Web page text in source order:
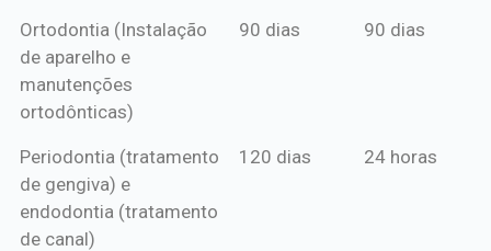
Ortodontia (Instalação
de aparelho e
manutenções
ortodônticas)
90 dias 90 dias
Periodontia (tratamento
de gengiva) e
endodontia (tratamento
de canal)
120 dias 24 horas